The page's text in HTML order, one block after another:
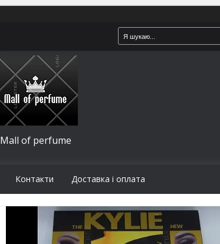
Mall of perfume
Контакти Доставка і оплата